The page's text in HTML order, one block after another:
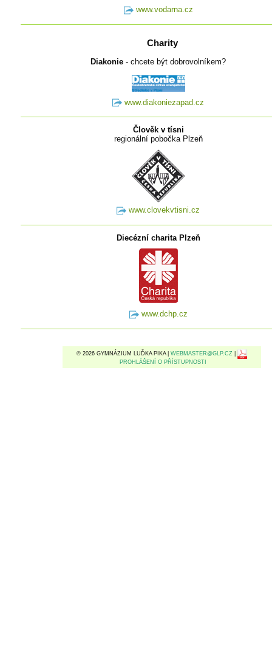
www.vodarna.cz
Charity
Diakonie - chcete být dobrovolníkem?
www.diakoniezapad.cz
Člověk v tísni
regionální pobočka Plzeň
www.clovekvtisni.cz
Diecézní charita Plzeň
www.dchp.cz
© 2026 GYMNÁZIUM LUĎKA PIKA |WEBMASTER@GLP.CZ
PROHLÁŠENÍ O PŘÍSTUPNOSTI